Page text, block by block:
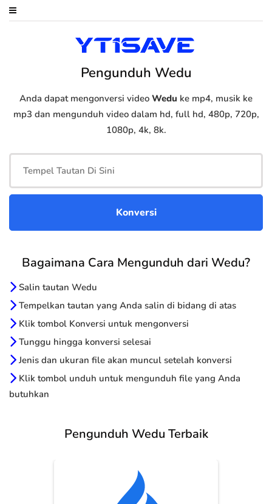
Pengunduh Wedu
Anda dapat mengonversi video Wedu ke mp4, musik ke
mp3 dan mengunduh video dalam hd, full hd, 480p, 720p,
1080p, 4k, 8k.
Bagaimana Cara Mengunduh dari Wedu?
Salin tautan Wedu
Tempelkan tautan yang Anda salin di bidang di atas
Klik tombol Konversi untuk mengonversi
Tunggu hingga konversi selesai
Jenis dan ukuran file akan muncul setelah konversi
Klik tombol unduh untuk mengunduh file yang Anda
butuhkan
Pengunduh Wedu Terbaik